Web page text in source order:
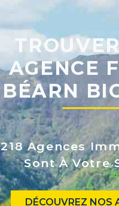
AGENCE
BÉARN
218 Agences
Sont À Votre
DÉCOUVREZ NOS